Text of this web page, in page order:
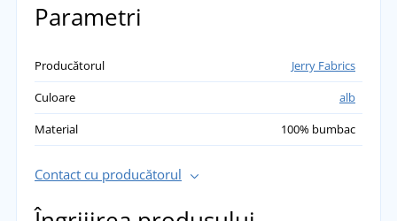
Parametri
Producătorul
Jerry Fabrics
Culoare
alb
Material
100% bumbac
Contact cu producătorul